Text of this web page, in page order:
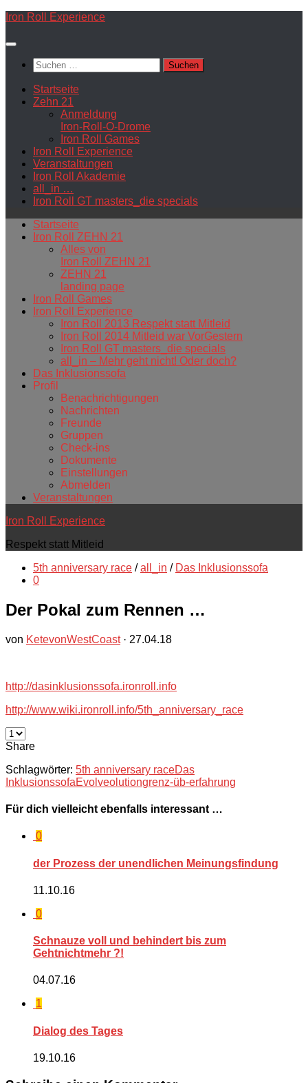
Zum
springen
Iron Roll Experience
Suchen
nach:
Startseite
Zehn 21
Anmeldung
Iron-Roll-O-Drome
Iron Roll Games
Iron Roll Experience
Veranstaltungen
Iron Roll Akademie
all_in …
Iron Roll GT masters_die specials
Startseite
Iron Roll ZEHN 21
Alles von
Iron Roll ZEHN 21
ZEHN 21
landing page
Iron Roll Games
Iron Roll Experience
Iron Roll 2013 Respekt statt Mitleid
Iron Roll 2014 Mitleid war VorGestern
Iron Roll GT masters_die specials
all_in – Mehr geht nicht! Oder doch?
Das Inklusionssofa
Profil
Benachrichtigungen
Nachrichten
Freunde
Gruppen
Check-ins
Dokumente
Einstellungen
Abmelden
Veranstaltungen
Iron Roll Experience
Respekt statt Mitleid
5th anniversary race / all_in / Das Inklusionssofa
0
Der Pokal zum Rennen …
von KetevonWestCoast · 27.04.18
http://dasinklusionssofa.ironroll.info
http://www.wiki.ironroll.info/5th_anniversary_race
Share
Schlagwörter: 5th anniversary raceDas
InklusionssofaEvolveolutiongrenz-üb-erfahrung
Für dich vielleicht ebenfalls interessant …
0
der Prozess der unendlichen Meinungsfindung
11.10.16
0
Schnauze voll und behindert bis zum
Gehtnichtmehr ?!
04.07.16
1
Dialog des Tages
19.10.16